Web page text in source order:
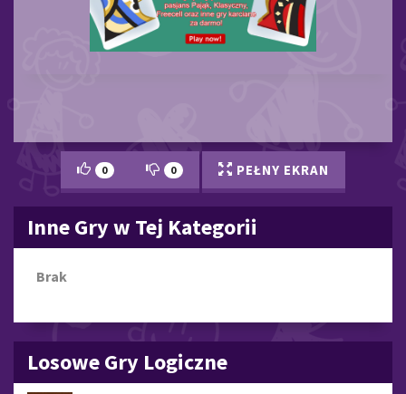
0 0 PEŁNY EKRAN
Inne Gry w Tej Kategorii
Brak
Losowe Gry Logiczne